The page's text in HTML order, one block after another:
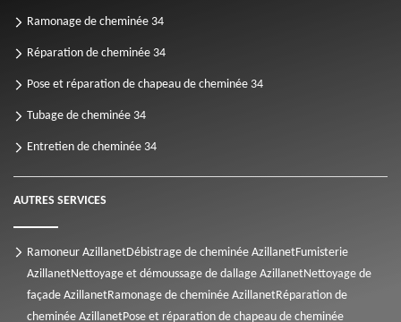
Ramonage de cheminée 34
Réparation de cheminée 34
Pose et réparation de chapeau de cheminée 34
Tubage de cheminée 34
Entretien de cheminée 34
AUTRES SERVICES
Ramoneur AzillanetDébistrage de cheminée AzillanetFumisterie
AzillanetNettoyage et démoussage de dallage AzillanetNettoyage de
façade AzillanetRamonage de cheminée AzillanetRéparation de
cheminée AzillanetPose et réparation de chapeau de cheminée